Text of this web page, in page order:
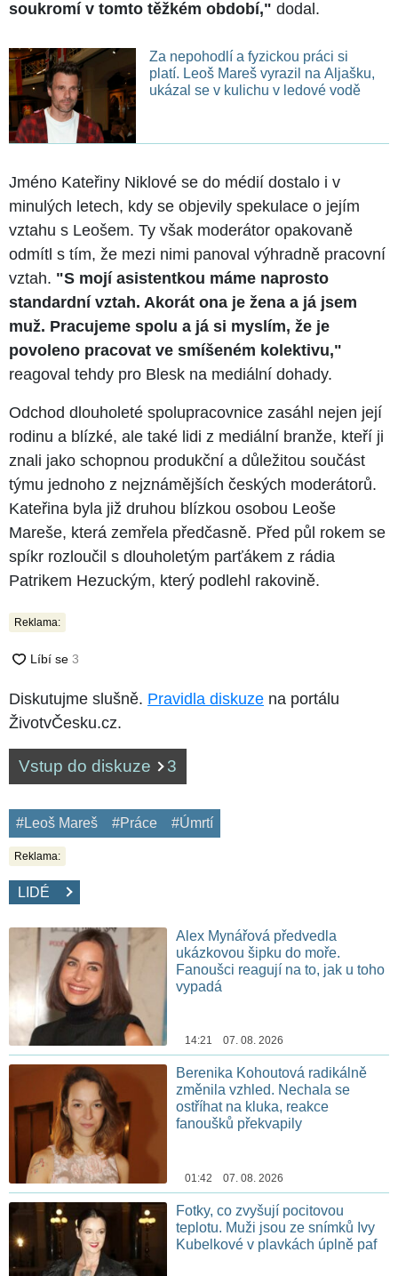
soukromí v tomto těžkém období," dodal.
Za nepohodlí a fyzickou práci si
platí. Leoš Mareš vyrazil na Aljašku,
ukázal se v kulichu v ledové vodě
Jméno Kateřiny Niklové se do médií dostalo i v
minulých letech, kdy se objevily spekulace o jejím
vztahu s Leošem. Ty však moderátor opakovaně
odmítl s tím, že mezi nimi panoval výhradně pracovní
vztah. "S mojí asistentkou máme naprosto
standardní vztah. Akorát ona je žena a já jsem
muž. Pracujeme spolu a já si myslím, že je
povoleno pracovat ve smíšeném kolektivu,"
reagoval tehdy pro Blesk na mediální dohady.
Odchod dlouholeté spolupracovnice zasáhl nejen její
rodinu a blízké, ale také lidi z mediální branže, kteří ji
znali jako schopnou produkční a důležitou součást
týmu jednoho z nejznámějších českých moderátorů.
Kateřina byla již druhou blízkou osobou Leoše
Mareše, která zemřela předčasně. Před půl rokem se
spíkr rozloučil s dlouholetým parťákem z rádia
Patrikem Hezuckým, který podlehl rakovině.
Reklama:
Diskutujme slušně. Pravidla diskuze na portálu
ŽivotvČesku.cz.
Vstup do diskuze 3
#Leoš Mareš #Práce #Úmrtí
Reklama:
LIDÉ
Alex Mynářová předvedla
ukázkovou šipku do moře.
Fanoušci reagují na to, jak u toho
vypadá
14:21 07. 08. 2026
Berenika Kohoutová radikálně
změnila vzhled. Nechala se
ostříhat na kluka, reakce
fanoušků překvapily
01:42 07. 08. 2026
Fotky, co zvyšují pocitovou
teplotu. Muži jsou ze snímků Ivy
Kubelkové v plavkách úplně paf